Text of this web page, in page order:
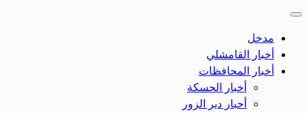
مدخل
أخبار القامشلي
أخبار المحافظات
أخبار الحسكة
أحبار دير الزور